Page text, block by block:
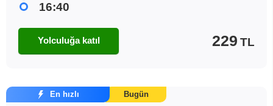
16:40
Yolculuğa katıl 229 TL
En hızlı Bugün